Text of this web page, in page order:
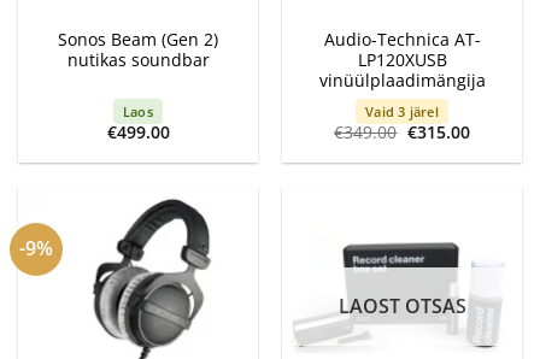
Sonos Beam (Gen 2)
nutikas soundbar
Laos
€499.00
Audio-Technica AT-
LP120XUSB
vinüülplaadimängija
Vaid 3 järel
€349.00 Algne
oli:
€315.00Current
is:
-9%
LAOST OTSAS